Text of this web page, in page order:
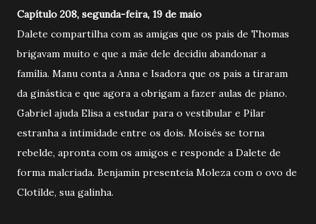
Capítulo 208, segunda-feira, 19 de maio
Dalete compartilha com as amigas que os pais de Thomas
brigavam muito e que a mãe dele decidiu abandonar a
família. Manu conta a Anna e Isadora que os pais a tiraram
da ginástica e que agora a obrigam a fazer aulas de piano.
Gabriel ajuda Elisa a estudar para o vestibular e Pilar
estranha a intimidade entre os dois. Moisés se torna
rebelde, apronta com os amigos e responde a Dalete de
forma malcriada. Benjamin presenteia Moleza com o ovo de
Clotilde, sua galinha.